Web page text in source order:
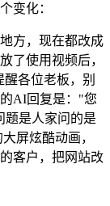
变化：
方，现在都改成
了使用视频后，
醒各位老板，别
AI回复是："您
是人家问的是
屏炫酷动画，
客户，把网站改